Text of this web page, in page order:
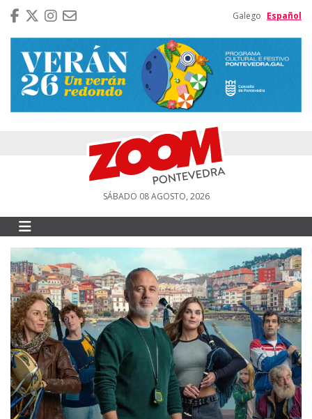
Galego Español
SÁBADO 08 AGOSTO, 2026